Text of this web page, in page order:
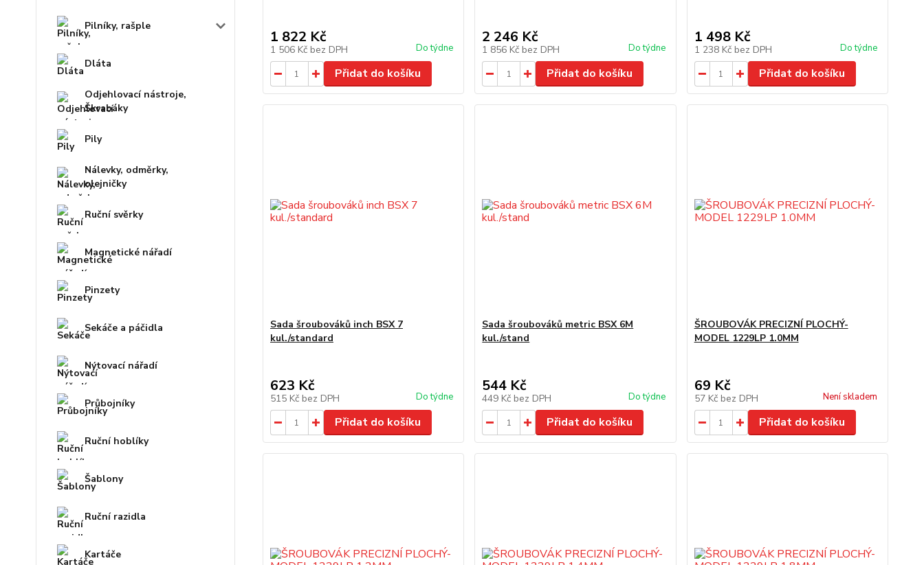
Pilníky, rašple
Dláta
Odjehlovací nástroje,
Škrabáky
Pily
Nálevky, odměrky,
olejničky
Ruční svěrky
Magnetické nářadí
Pinzety
Sekáče a páčidla
Nýtovací nářadí
Průbojníky
Ruční hoblíky
Šablony
Ruční razidla
Kartáče
1 822 Kč
1 506 Kč bez DPH Do týdne
Přidat do košíku
2 246 Kč
1 856 Kč bez DPH Do týdne
Přidat do košíku
1 498 Kč
1 238 Kč bez DPH Do týdne
Přidat do košíku
Sada šroubováků inch BSX 7
kul./standard
623 Kč
515 Kč bez DPH Do týdne
Přidat do košíku
Sada šroubováků metric BSX 6M
kul./stand
544 Kč
449 Kč bez DPH Do týdne
Přidat do košíku
ŠROUBOVÁK PRECIZNÍ PLOCHÝ-
MODEL 1229LP 1.0MM
69 Kč
57 Kč bez DPH Není skladem
Přidat do košíku